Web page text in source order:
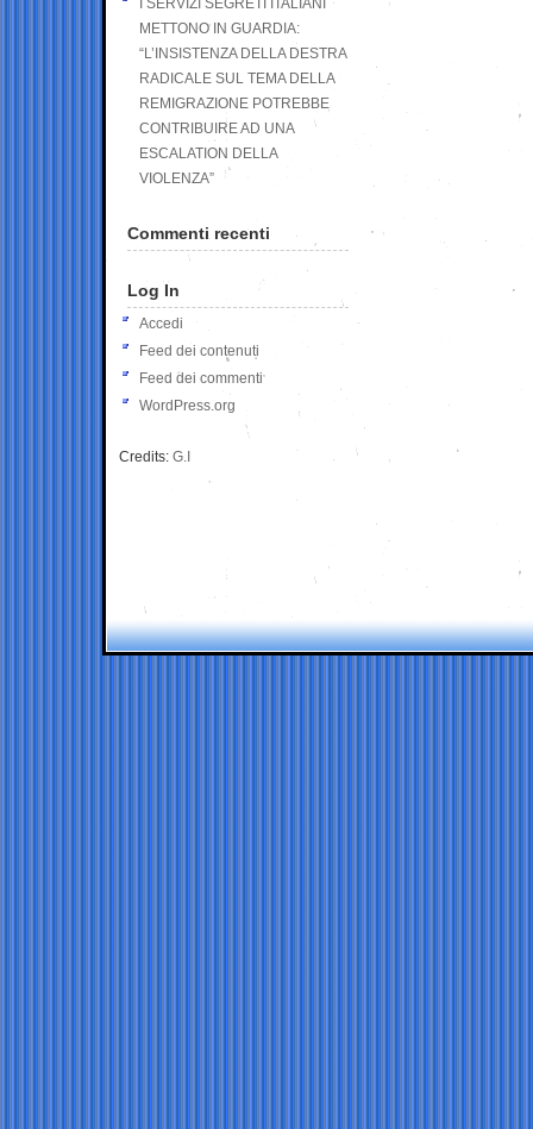
I SERVIZI SEGRETI ITALIANI
METTONO IN GUARDIA:
“L’INSISTENZA DELLA DESTRA
RADICALE SUL TEMA DELLA
REMIGRAZIONE POTREBBE
CONTRIBUIRE AD UNA
ESCALATION DELLA
VIOLENZA”
Commenti recenti
Log In
Accedi
Feed dei contenuti
Feed dei commenti
WordPress.org
Credits: G.I